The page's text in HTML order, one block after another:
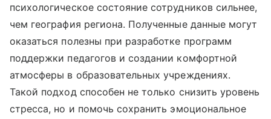
психологическое состояние сотрудников сильнее,
чем география региона. Полученные данные могут
оказаться полезны при разработке программ
поддержки педагогов и создании комфортной
атмосферы в образовательных учреждениях.
Такой подход способен не только снизить уровень
стресса, но и помочь сохранить эмоциональное